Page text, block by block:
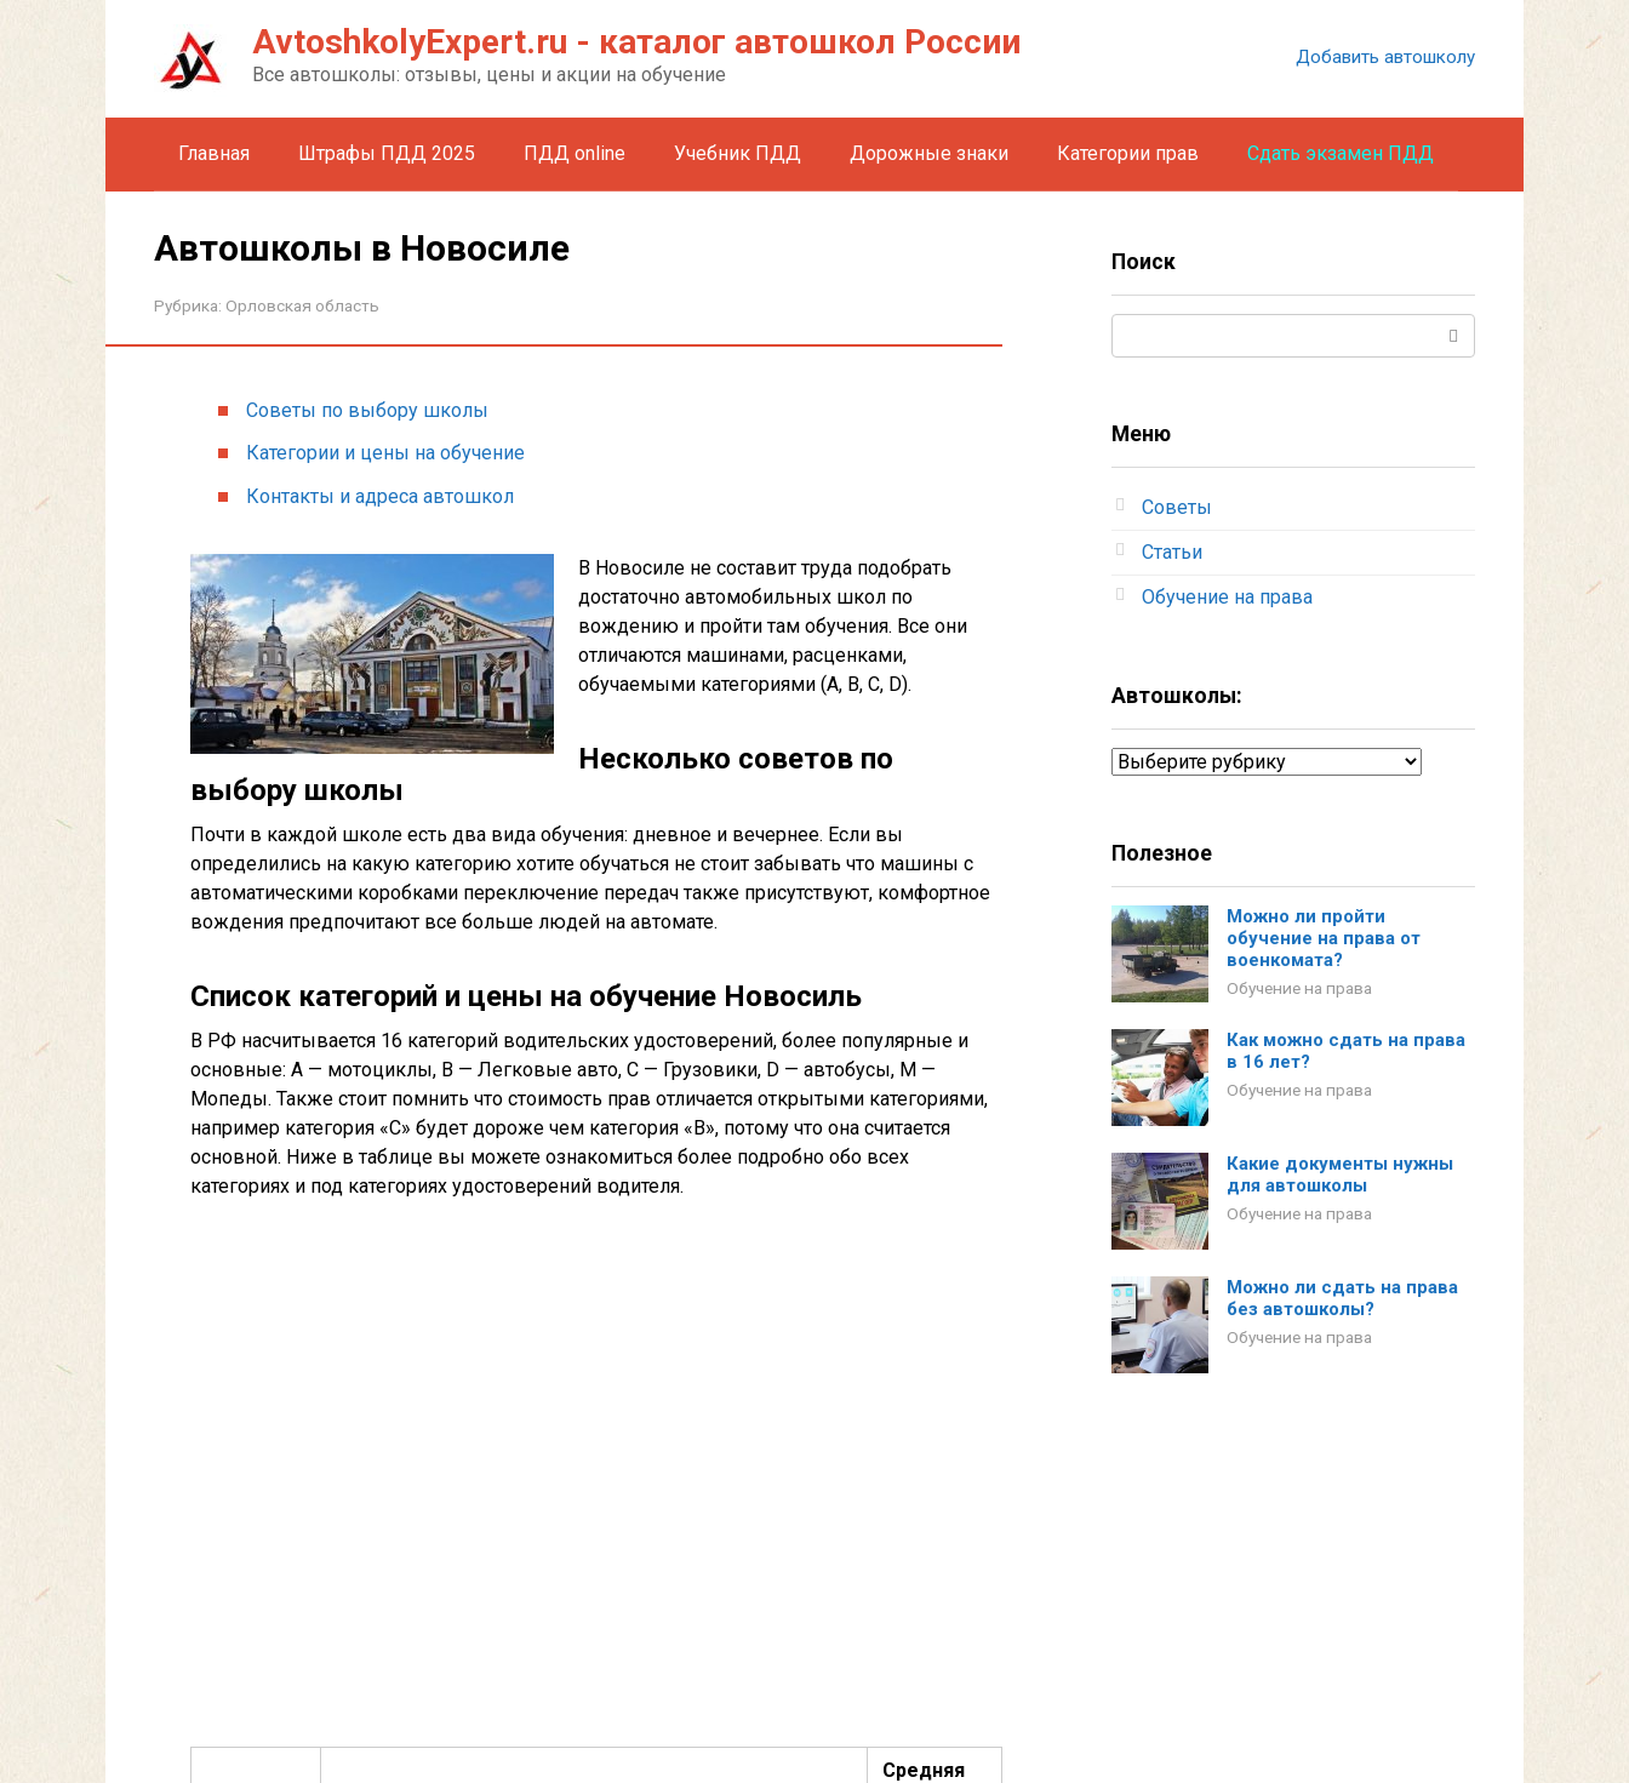
AvtoshkolyExpert.ru - каталог автошкол России
Все автошколы: отзывы, цены и акции на обучение
Добавить автошколу
Главная Штрафы ПДД 2025 ПДД online Учебник ПДД Дорожные знаки Категории прав Сдать экзамен ПДД
Автошколы в Новосиле
Рубрика: Орловская область
Советы по выбору школы
Категории и цены на обучение
Контакты и адреса автошкол
В Новосиле не составит труда подобрать
достаточно автомобильных школ по
вождению и пройти там обучения. Все они
отличаются машинами, расценками,
обучаемыми категориями (А, B, C, D).
Несколько советов по
выбору школы
Почти в каждой школе есть два вида обучения: дневное и вечернее. Если вы
определились на какую категорию хотите обучаться не стоит забывать что машины с
автоматическими коробками переключение передач также присутствуют, комфортное
вождения предпочитают все больше людей на автомате.
Список категорий и цены на обучение Новосиль
В РФ насчитывается 16 категорий водительских удостоверений, более популярные и
основные: А — мотоциклы, В — Легковые авто, С — Грузовики, D — автобусы, М —
Мопеды. Также стоит помнить что стоимость прав отличается открытыми категориями,
например категория «С» будет дороже чем категория «В», потому что она считается
основной. Ниже в таблице вы можете ознакомиться более подробно обо всех
категориях и под категориях удостоверений водителя.
Средняя
Поиск
Меню
Советы
Статьи
Обучение на права
Автошколы:
Автошколы:
Полезное
Можно ли пройти
обучение на права от
военкомата?
Обучение на права
Как можно сдать на права
в 16 лет?
Обучение на права
Какие документы нужны
для автошколы
Обучение на права
Можно ли сдать на права
без автошколы?
Обучение на права